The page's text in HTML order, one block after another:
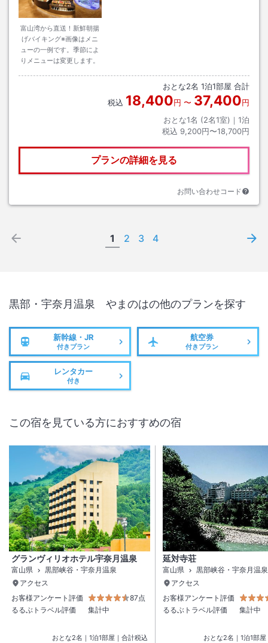
富山湾から直送！新鮮朝揚
げバイキング※画像はメニ
ューの一例です。季節によ
りメニューは変更します。
おとな2名 1泊1部屋 合計
税込 18,400円 〜 37,400円
おとな1名 (2名1室)｜ 1泊
税込 9,200円〜18,700円
プランの詳細を見る
お問い合わせコード
1 2 3 4
黒部・宇奈月温泉 やまのはの他のプランを探す
新幹線・JR
付きプラン
航空券
付きプラン
レンタカー
付き
この宿を見ている方におすすめの宿
グランヴィリオホテル宇奈月温泉
富山県
黒部峡谷・宇奈月温泉
アクセス
お客様アンケート評価
87点
るるぶトラベル評価
集計中
おとな2名 ｜ 1泊1部屋｜合計税込
延対寺荘
富山県
黒部峡谷・宇奈月温泉
アクセス
お客様アンケート評価
るるぶトラベル評価
集計中
おとな2名 ｜ 1泊1部屋